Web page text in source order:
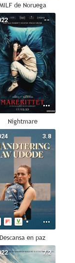
de Noruega
--
Nightmare
3.8
Descansa en paz
7.2